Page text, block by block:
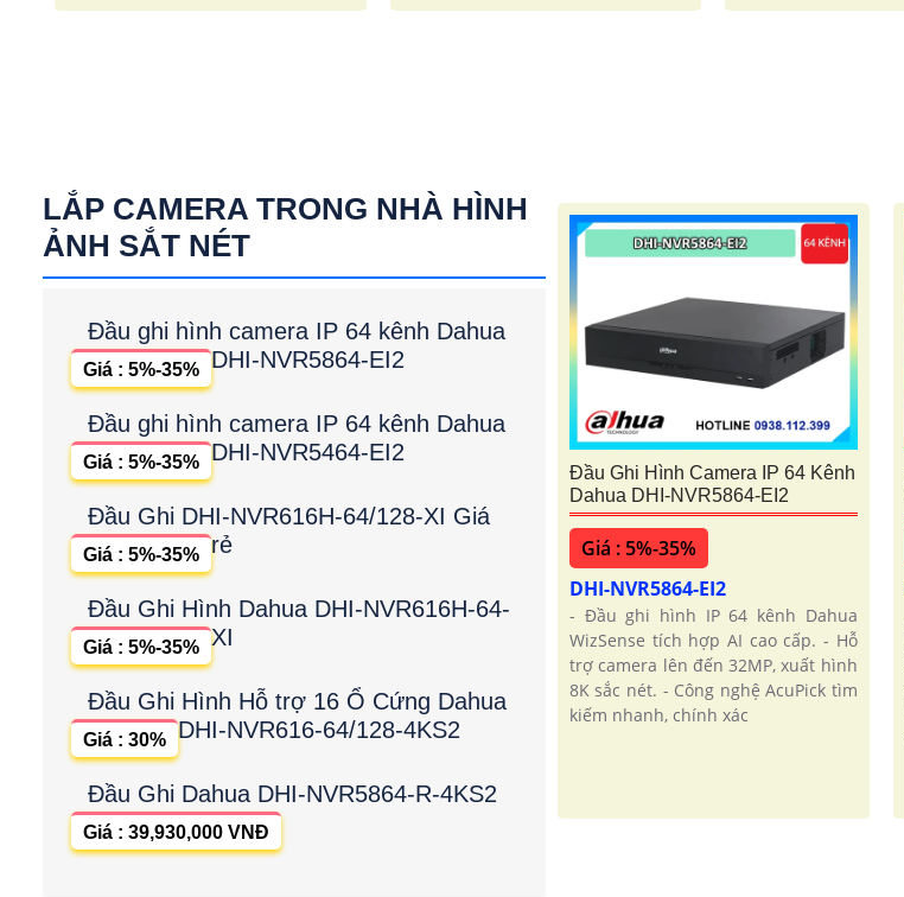
LẮP CAMERA TRONG NHÀ HÌNH
ẢNH SẮT NÉT
Đầu ghi hình camera IP 64 kênh Dahua
DHI-NVR5864-EI2
Giá : 5%-35%
Đầu ghi hình camera IP 64 kênh Dahua
DHI-NVR5464-EI2
Giá : 5%-35%
Đầu Ghi DHI-NVR616H-64/128-XI Giá
rẻ
Giá : 5%-35%
Đầu Ghi Hình Dahua DHI-NVR616H-64-
XI
Giá : 5%-35%
Đầu Ghi Hình Hỗ trợ 16 Ổ Cứng Dahua
DHI-NVR616-64/128-4KS2
Giá : 30%
Đầu Ghi Dahua DHI-NVR5864-R-4KS2
Giá : 39,930,000 VNĐ
Đầu Ghi Hình Camera IP 64 Kênh
Dahua DHI-NVR5864-EI2
Giá : 5%-35%
DHI-NVR5864-EI2
- Đầu ghi hình IP 64 kênh Dahua
WizSense tích hợp AI cao cấp. - Hỗ
trợ camera lên đến 32MP, xuất hình
8K sắc nét. - Công nghệ AcuPick tìm
kiếm nhanh, chính xác